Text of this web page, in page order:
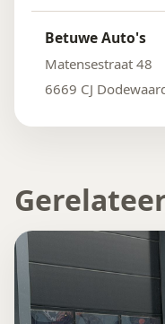
Betuwe Auto's
Matensestraat 48
6669 CJ